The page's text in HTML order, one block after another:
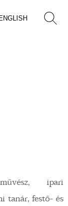
ENGLISH
ipari
tanár, festő- és